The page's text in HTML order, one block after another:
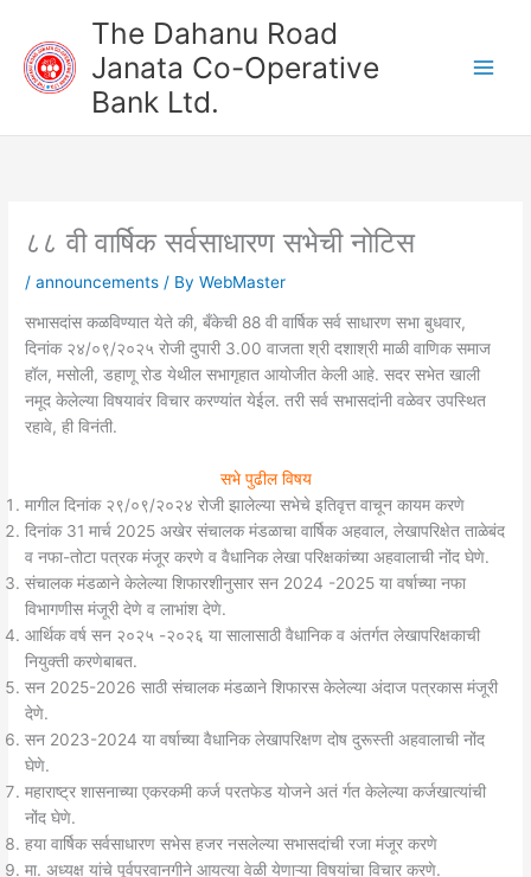
content
The Dahanu Road
Janata Co-Operative
Bank Ltd.
८८ वी वार्षिक सर्वसाधारण सभेची नोटिस
/announcements / ByWebMaster
सभासदांस कळविण्यात येते की, बँकेची 88 वी वार्षिक सर्व साधारण सभा बुधवार,
दिनांक २४/०९/२०२५ रोजी दुपारी 3.00 वाजता श्री दशाश्री माळी वाणिक समाज
हाॅल, मसोली, डहाणू रोड येथील सभागृहात आयोजीत केली आहे. सदर सभेत खाली
नमूद केलेल्या विषयावंर विचार करण्यांत येईल. तरी सर्व सभासदांनी वळेवर उपस्थित
रहावे, ही विनंती.
सभे पुढील विषय
मागील दिनांक २९/०९/२०२४ रोजी झालेल्या सभेचे इतिवृत्त वाचून कायम करणे
दिनांक 31 मार्च 2025 अखेर संचालक मंडळाचा वार्षिक अहवाल, लेखापरिक्षेत ताळेबंद
व नफा-तोटा पत्रक मंजूर करणे व वैधानिक लेखा परिक्षकांच्या अहवालाची नोंद घेणे.
संचालक मंडळाने केलेल्या शिफारशीनुसार सन 2024 -2025 या वर्षाच्या नफा
विभागणीस मंजूरी देणे व लाभांश देणे.
आर्थिक वर्ष सन २०२५ -२०२६ या सालासाठी वैधानिक व अंतर्गत लेखापरिक्षकाची
नियुक्ती करणेबाबत.
सन 2025-2026 साठी संचालक मंडळाने शिफारस केलेल्या अंदाज पत्रकास मंजूरी
देणे.
सन 2023-2024 या वर्षाच्या वैधानिक लेखापरिक्षण दोष दुरूस्ती अहवालाची नोंद
घेणे.
महाराष्ट्र शासनाच्या एकरकमी कर्ज परतफेड योजने अतं र्गत केलेल्या कर्जखात्यांची
नोंद घेणे.
हया वार्षिक सर्वसाधारण सभेस हजर नसलेल्या सभासदांची रजा मंजूर करणे
मा. अध्यक्ष यांचे पूर्वपरवानगीने आयत्या वेळी येणाऱ्या विषयांचा विचार करणे.